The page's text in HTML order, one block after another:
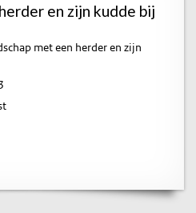
en zijn kudde bij
met een herder en zijn